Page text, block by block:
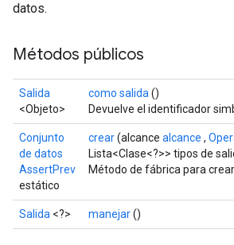
datos.
Métodos públicos
Salida
<Objeto>
como salida ()
Devuelve el identificador
Conjunto
de datos
AssertPrev
estático
crear(alcance alcance ,
Lista<Clase<?>> tipos de
Método de fábrica para
Salida <?> manejar()